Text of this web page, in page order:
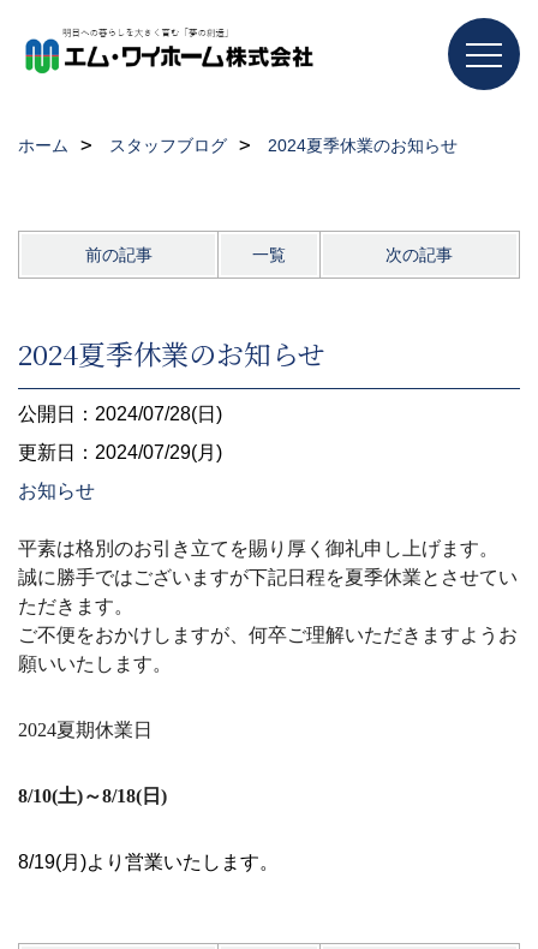
ホーム スタッフブログ 2024夏季休業のお知らせ
前の記事 一覧 次の記事
2024夏季休業のお知らせ
公開日：2024/07/28(日)
更新日：2024/07/29(月)
お知らせ
平素は格別のお引き立てを賜り厚く御礼申し上げます。
誠に勝手ではございますが下記日程を夏季休業とさせてい
ただきます。
ご不便をおかけしますが、何卒ご理解いただきますようお
願いいたします。
2024夏期休業日
8/10(土)～8/18(日)
8/19(月)より営業いたします。